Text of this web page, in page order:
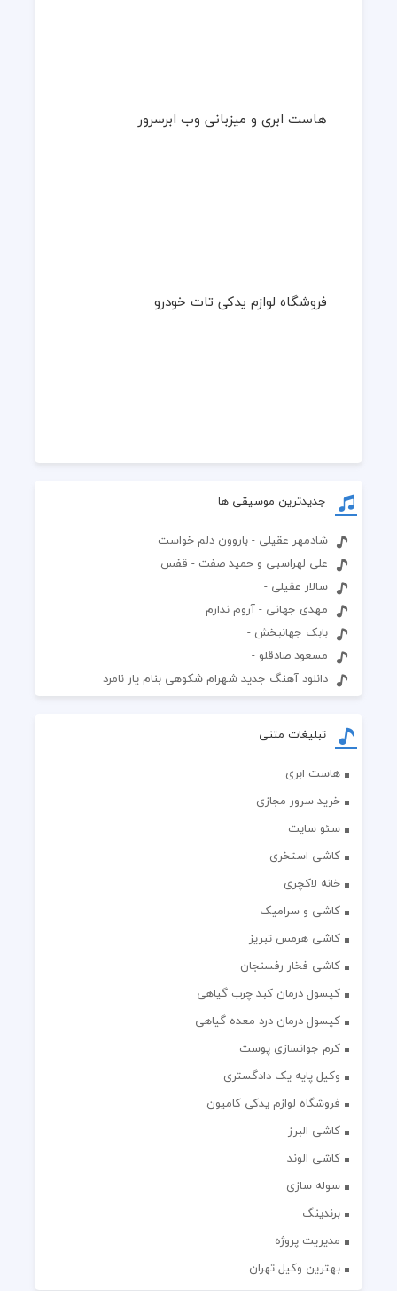
هاست ابری و میزبانی وب ابرسرور
فروشگاه لوازم یدکی تات خودرو
جدیدترین موسیقی ها
شادمهر عقیلی - باروون دلم خواست
علی لهراسبی و حمید صفت - قفس
سالار عقیلی -
مهدی جهانی - آروم ندارم
بابک جهانبخش -
مسعود صادقلو -
دانلود آهنگ جدید شهرام شکوهی بنام یار نامرد
تبلیغات متنی
هاست ابری
خرید سرور مجازی
سئو سایت
کاشی استخری
خانه لاکچری
کاشی و سرامیک
کاشی هرمس تبریز
کاشی فخار رفسنجان
کپسول درمان کبد چرب گیاهی
کپسول درمان درد معده گیاهی
کرم جوانسازی پوست
وکیل پایه یک دادگستری
فروشگاه لوازم یدکی کامیون
کاشی البرز
کاشی الوند
سوله سازی
برندینگ
مدیریت پروژه
بهترین وکیل تهران